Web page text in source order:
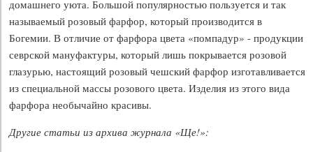
домашнего уюта. Большой популярностью пользуется и так
называемый розовый фарфор, который производится в
Богемии. В отличие от фарфора цвета «помпадур» - продукции
севрской мануфактуры, который лишь покрывается розовой
глазурью, настоящий розовый чешский фарфор изготавливается
из специальной массы розового цвета. Изделия из этого вида
фарфора необычайно красивы.
Другие статьи из архива журнала «Ще!»: